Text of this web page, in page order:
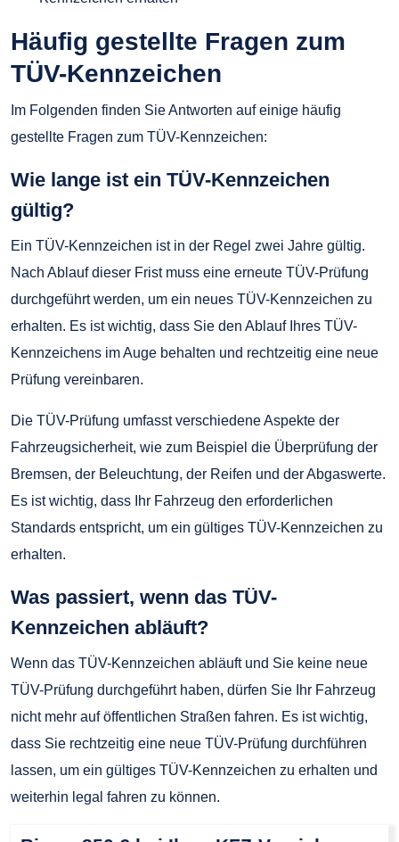
Häufig gestellte Fragen zum
TÜV-Kennzeichen
Im Folgenden finden Sie Antworten auf einige häufig
gestellte Fragen zum TÜV-Kennzeichen:
Wie lange ist ein TÜV-Kennzeichen
gültig?
Ein TÜV-Kennzeichen ist in der Regel zwei Jahre gültig.
Nach Ablauf dieser Frist muss eine erneute TÜV-Prüfung
durchgeführt werden, um ein neues TÜV-Kennzeichen zu
erhalten. Es ist wichtig, dass Sie den Ablauf Ihres TÜV-
Kennzeichens im Auge behalten und rechtzeitig eine neue
Prüfung vereinbaren.
Die TÜV-Prüfung umfasst verschiedene Aspekte der
Fahrzeugsicherheit, wie zum Beispiel die Überprüfung der
Bremsen, der Beleuchtung, der Reifen und der Abgaswerte.
Es ist wichtig, dass Ihr Fahrzeug den erforderlichen
Standards entspricht, um ein gültiges TÜV-Kennzeichen zu
erhalten.
Was passiert, wenn das TÜV-
Kennzeichen abläuft?
Wenn das TÜV-Kennzeichen abläuft und Sie keine neue
TÜV-Prüfung durchgeführt haben, dürfen Sie Ihr Fahrzeug
nicht mehr auf öffentlichen Straßen fahren. Es ist wichtig,
dass Sie rechtzeitig eine neue TÜV-Prüfung durchführen
lassen, um ein gültiges TÜV-Kennzeichen zu erhalten und
weiterhin legal fahren zu können.